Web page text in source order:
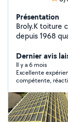
Présentation
Broly.K toiture
depuis 1968
Dernier avis
Il y a 6 mois
Excellente
compétente,
rassurant de faire
referai appel à eux